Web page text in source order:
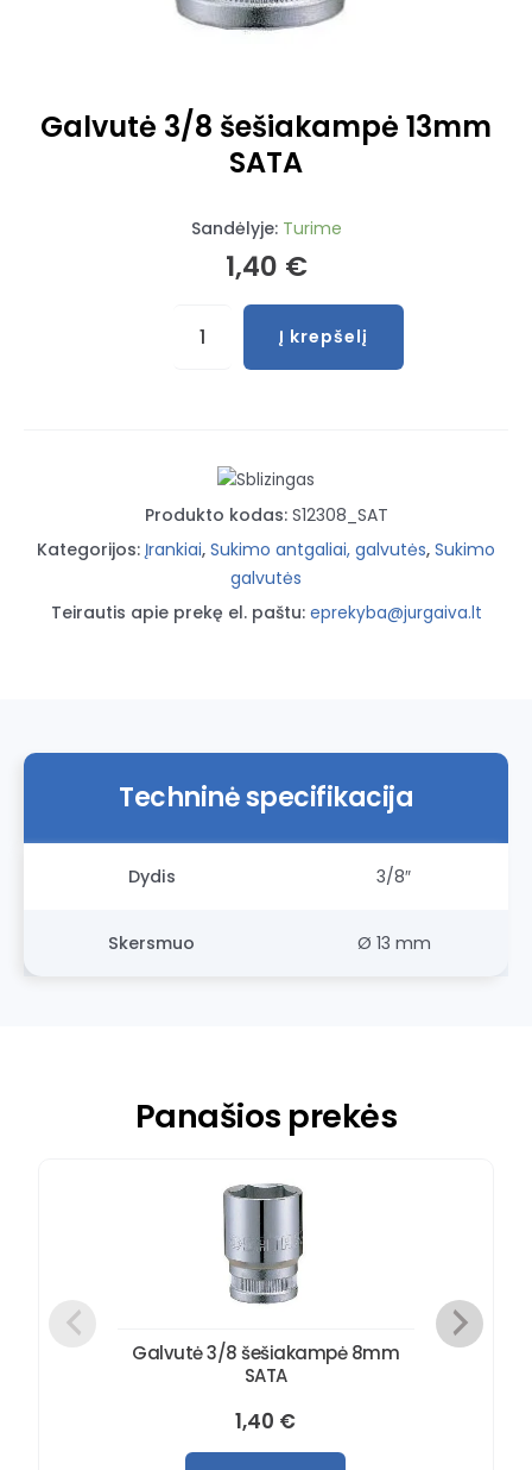
Galvutė 3/8 šešiakampė 13mm
SATA
Sandėlyje: Turime
1,40 €
Į krepšelį
Produkto kodas: S12308_SAT
Kategorijos: Įrankiai, Sukimo antgaliai, galvutės, Sukimo
galvutės
Teirautis apie prekę el. paštu: eprekyba@jurgaiva.lt
Techninė specifikacija
Dydis 3/8″
Skersmuo Ø 13 mm
Panašios prekės
Galvutė 3/8 šešiakampė 8mm
SATA
1,40 €